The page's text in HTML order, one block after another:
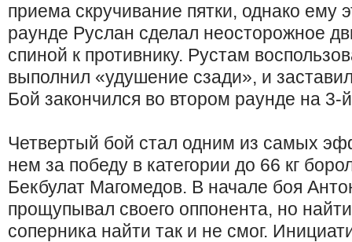
приема скручивание пятки, однако ему
раунде Руслан сделал неосторожное
спиной к противнику. Рустам
выполнил «удушение сзади», и
Бой закончился во втором раунде на 3-
Четвертый бой стал одним из самых
нем за победу в категории до 66 кг
Бекбулат Магомедов. В начале боя
прощупывал своего оппонента, но
соперника найти так и не смог.